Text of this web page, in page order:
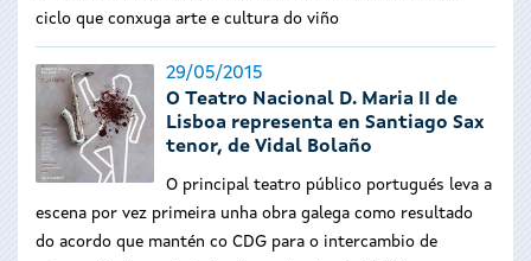
ciclo que conxuga arte e cultura do viño
29/05/2015
O Teatro Nacional D. Maria II de
Lisboa representa en Santiago Sax
tenor, de Vidal Bolaño
O principal teatro público portugués leva a
escena por vez primeira unha obra galega como resultado
do acordo que mantén co CDG para o intercambio de